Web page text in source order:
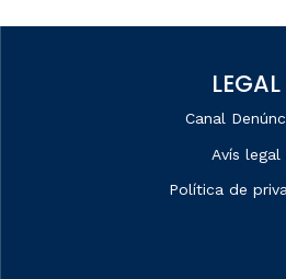
LEGAL
Canal
Avís legal
Política de